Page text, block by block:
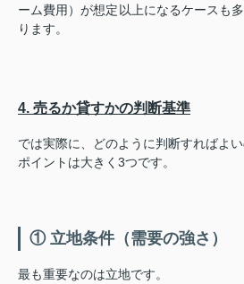
ーム費用）が想定以上になるケースも
ります。
4. 売るか貸すかの判断基準
では実際に、どのように判断すればよい
ポイントは大きく3つです。
① 立地条件（需要の強さ）
最も重要なのは立地です。